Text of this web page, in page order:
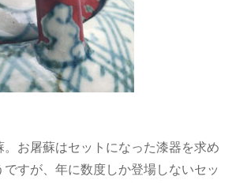
お屠蘇はセットになった漆器を求め
ですが、年に数度しか登場しないセッ